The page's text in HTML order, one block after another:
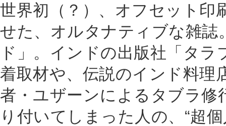
世界初（？）、オフセット印
せた、オルタナティブな雑誌
ド」。インドの出版社「タ
着取材や、伝説のインド料理
者・ユザーンによるタブラ
り付いてしまった人の、“超